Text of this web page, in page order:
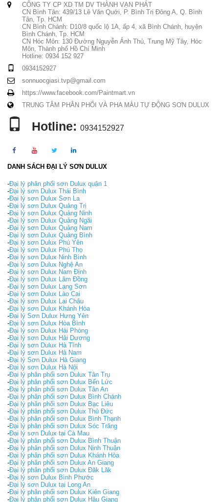
CÔNG TY CP XD TM DV THÀNH VẠN PHÁT
CN Bình Tân: 439/13 Lê Văn Quới, P. Bình Trị Đông A, Q. Bình
Tân, Tp. HCM
CN Bình Chánh: D10/8 quốc lộ 1A, ấp 4, xã Bình Chánh, huyện
Bình Chánh, Tp. HCM
CN Hóc Môn: 130 Đường Nguyễn Ảnh Thủ, Trung Mỹ Tây, Hóc
Môn, Thành phố Hồ Chí Minh
Hotline: 0934 152 927
0934152927
sonnuocgiasi.tvp@gmail.com
https://www.facebook.com/Paintmart.vn
TRUNG TÂM PHÂN PHỐI VÀ PHA MÀU TỰ ĐỘNG SƠN DULUX
Hotline: 0934152927
DANH SÁCH ĐẠI LÝ SƠN DULUX
-Đại lý phân phối sơn Dulux quận 1
-Đại lý sơn Dulux Thái Bình
-Đại lý sơn Dulux Sơn La
-Đại lý sơn Dulux Quảng Trị
-Đại lý sơn Dulux Quảng Ninh
-Đại lý sơn Dulux Quảng Ngãi
-Đại lý sơn Dulux Quảng Nam
-Đại lý sơn Dulux Quảng Bình
-Đại lý sơn Dulux Phú Yên
-Đại lý sơn Dulux Phú Thọ
-Đại lý sơn Dulux Ninh Bình
-Đại lý sơn Dulux Nghệ An
-Đại lý sơn Dulux Nam Định
-Đại lý sơn Dulux Lâm Đồng
-Đại lý sơn Dulux Lạng Sơn
-Đại lý sơn Dulux Lào Cai
-Đại lý sơn Dulux Lai Châu
-Đại lý sơn Dulux Khánh Hòa
-Đại lý Sơn Dulux Hưng Yên
-Đại lý sơn Dulux Hòa Bình
-Đại lý sơn Dulux Hải Phòng
-Đại lý sơn Dulux Hải Dương
-Đại lý sơn Dulux Hà Tĩnh
-Đại lý sơn Dulux Hà Nam
-Đại lý Sơn Dulux Hà Giang
-Đại lý sơn Dulux Hà Nội
-Đại lý phân phối sơn Dulux Tân Trụ
-Đại lý phân phối sơn Dulux Bến Lức
-Đại lý phân phối sơn Dulux Tân An
-Đại lý phân phối sơn Dulux Bình Chánh
-Đại lý phân phối sơn Dulux Bạc Liêu
-Đại lý phân phối sơn Dulux Thủ Đức
-Đại lý phân phối sơn Dulux Bình Thạnh
-Đại lý phân phối sơn Dulux Sóc Trăng
-Đại lý sơn Dulux tại Cà Mau
-Đại lý phân phối sơn Dulux Bình Thuận
-Đại lý phân phối sơn Dulux Ninh Thuận
-Đại lý phân phối sơn Dulux Khánh Hòa
-Đại lý phân phối sơn Dulux An Giang
-Đại lý phân phối sơn Dulux Đăk Lăk
-Đại lý sơn Dulux Bình Phước
-Đại lý sơn Dulux tại Long An
-Đại lý phân phối sơn Dulux Kiên Giang
-Đại lý phân phối sơn Dulux Hậu Giang